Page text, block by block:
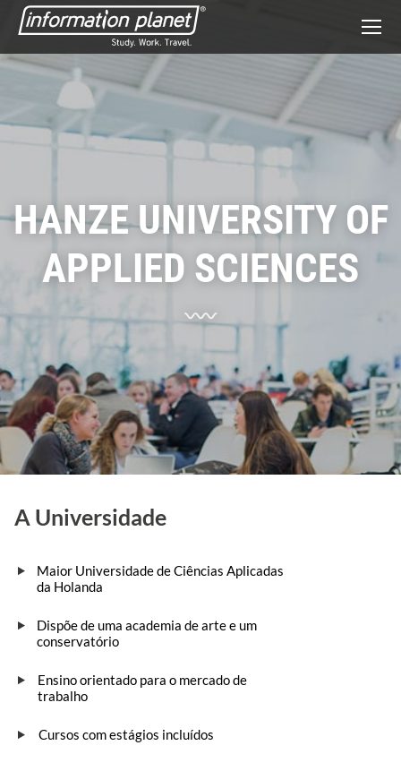
HANZE UNIVERSITY OF
APPLIED SCIENCES
A Universidade
Maior Universidade de Ciências Aplicadas
da Holanda
Dispõe de uma academia de arte e um
conservatório
Ensino orientado para o mercado de
trabalho
Cursos com estágios incluídos